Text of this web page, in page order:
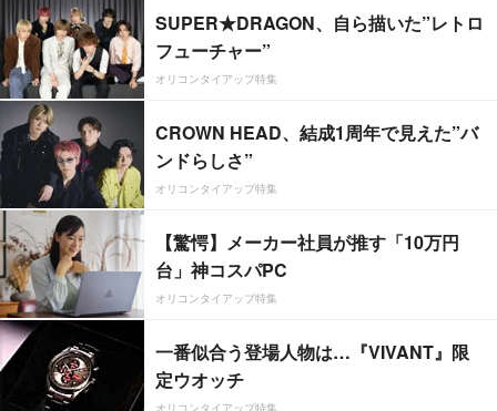
SUPER★DRAGON、自ら描いた”レトロ
フューチャー”
オリコンタイアップ特集
CROWN HEAD、結成1周年で見えた”バ
ンドらしさ”
オリコンタイアップ特集
【驚愕】メーカー社員が推す「10万円
台」神コスパPC
オリコンタイアップ特集
一番似合う登場人物は…『VIVANT』限
定ウオッチ
オリコンタイアップ特集